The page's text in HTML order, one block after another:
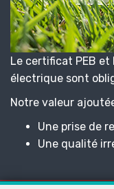
Le certificat PEB
électrique sont
Notre valeur
Une prise de
Une qualité